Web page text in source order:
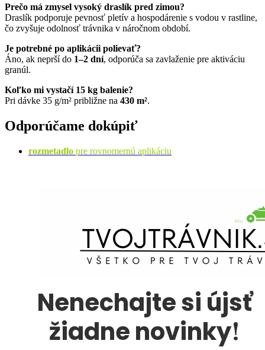
Prečo má zmysel vysoký draslík pred zimou?
Draslík podporuje pevnosť pletív a hospodárenie s vodou v rastline,
čo zvyšuje odolnosť trávnika v náročnom období.
Je potrebné po aplikácii polievať?
Áno, ak neprší do 1–2 dní, odporúča sa zavlaženie pre aktiváciu
granúl.
Koľko mi vystačí 15 kg balenie?
Pri dávke 35 g/m² približne na 430 m².
Odporúčame dokúpiť
rozmetadlo pre rovnomernú aplikáciu
Nenechajte si újsť
žiadne novinky!